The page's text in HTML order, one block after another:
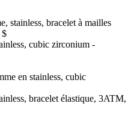
stainless, bracelet à mailles
$
en stainless, cubic